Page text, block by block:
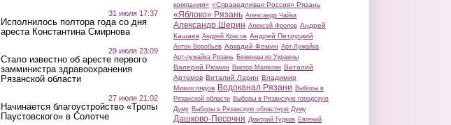
31 июля 17:37
Исполнилось полтора года со дня
ареста Константина Смирнова
29 июля 23:09
Стало известно об аресте первого
замминистра здравоохранения
Рязанской области
27 июля 21:02
Начинается благоустройство «Тропы
Паустовского» в Солотче
компания» «Справедливая Россия» Рязань
«Яблоко» Рязань Александр Чайка
Александр Шерин Алексей Фролов Андрей
Кашаев Андрей Красов Андрей Петруцкий
Антон Воробьев Аркадий Фомин Арт-Лужайка
Арт-лужайка Рязань Беженцы из Украины
Валерий Рюмин Виктор Малюгин Виталий
Артемов Виталий Ларин Владимир
Мимоглядов Водоканал Рязани Выборы в
Рязанской области Выборы в Рязанскую городскую
Думу Выборы в Рязанскую областную Думу
Дашково-Песочня Дмитрий Гудков Евгений